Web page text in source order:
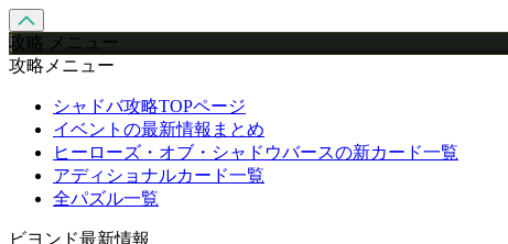
攻略 メニュー
攻略メニュー
シャドバ攻略TOPページ
イベントの最新情報まとめ
ヒーローズ・オブ・シャドウバースの新カード一覧
アディショナルカード一覧
全パズル一覧
ビヨンド最新情報